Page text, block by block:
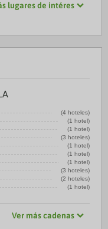
lugares de intéres
(4 hoteles)
(1 hotel)
(1 hotel)
(3 hoteles)
(1 hotel)
(1 hotel)
(1 hotel)
(3 hoteles)
(2 hoteles)
(1 hotel)
Ver más cadenas